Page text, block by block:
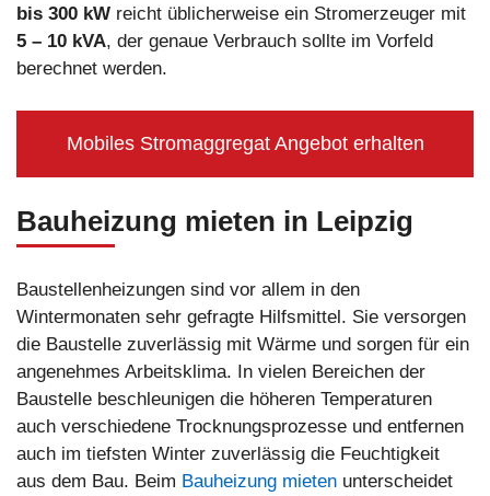
bis 300 kW reicht üblicherweise ein Stromerzeuger mit
5 – 10 kVA, der genaue Verbrauch sollte im Vorfeld
berechnet werden.
Mobiles Stromaggregat Angebot erhalten
Bauheizung mieten in Leipzig
Baustellenheizungen sind vor allem in den
Wintermonaten sehr gefragte Hilfsmittel. Sie versorgen
die Baustelle zuverlässig mit Wärme und sorgen für ein
angenehmes Arbeitsklima. In vielen Bereichen der
Baustelle beschleunigen die höheren Temperaturen
auch verschiedene Trocknungsprozesse und entfernen
auch im tiefsten Winter zuverlässig die Feuchtigkeit
aus dem Bau. Beim Bauheizung mieten unterscheidet